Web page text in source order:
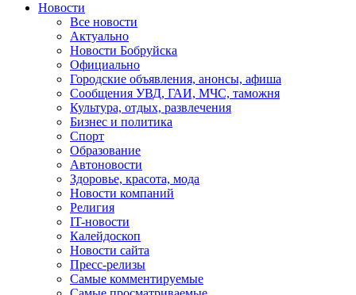
Новости
Все новости
Актуально
Новости Бобруйска
Официально
Городские объявления, анонсы, афиша
Сообщения УВД, ГАИ, МЧС, таможня
Культура, отдых, развлечения
Бизнес и политика
Спорт
Образование
Автоновости
Здоровье, красота, мода
Новости компаний
Религия
IT-новости
Калейдоскоп
Новости сайта
Пресс-релизы
Самые комментируемые